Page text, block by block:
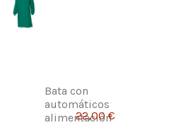
Bata con
automáticos
alimentación
22,00 €